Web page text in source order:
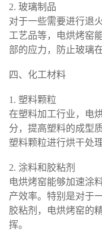
2. 玻璃制品
对于一些需要进行退
工艺品等，电烘烤窑
部的应力，防止玻璃
四、化工材料
1. 塑料颗粒
在塑料加工行业，电
分，提高塑料的成型
塑料颗粒进行烘干处
2. 涂料和胶粘剂
电烘烤窑能够加速涂
产效率。特别是对于
胶粘剂，电烘烤窑的
挥。